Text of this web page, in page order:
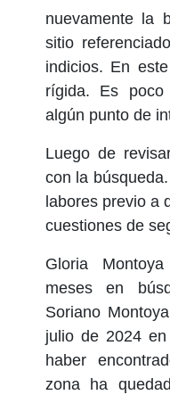
nuevamente la
sitio
indicios. En
rígida. Es
algún punto de
Luego de
con la
labores previo a
cuestiones de
Gloria
meses en
Soriano
julio de 2024
haber
zona ha